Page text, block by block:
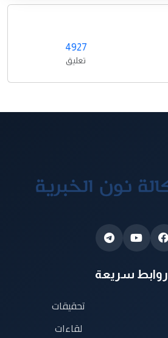
4927
تعليق
روابط سريعة
تحقيقات
لقاءات